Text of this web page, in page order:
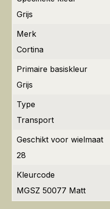
Grijs
Merk
Cortina
Primaire basiskleur
Grijs
Type
Transport
Geschikt voor wielmaat
28
Kleurcode
MGSZ 50077 Matt